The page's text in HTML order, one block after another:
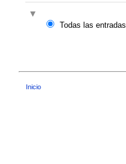
Todas las entradas
Inicio